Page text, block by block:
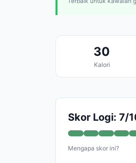
30
Kalori
Skor Logi: 7/
Mengapa skor ini?